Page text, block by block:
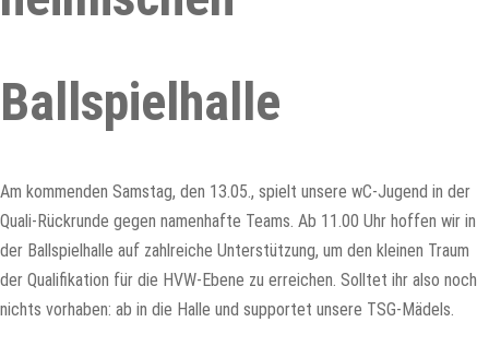
Ballspielhalle
Am kommenden Samstag, den 13.05., spielt unsere wC-Jugend in der
Quali-Rückrunde gegen namenhafte Teams. Ab 11.00 Uhr hoffen wir in
der Ballspielhalle auf zahlreiche Unterstützung, um den kleinen Traum
der Qualifikation für die HVW-Ebene zu erreichen. Solltet ihr also noch
nichts vorhaben: ab in die Halle und supportet unsere TSG-Mädels.